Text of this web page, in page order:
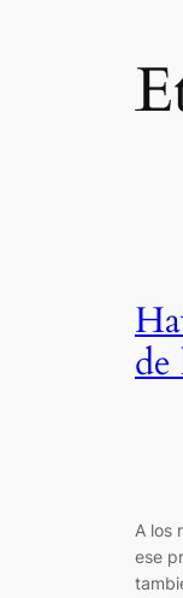
de
A los
ese